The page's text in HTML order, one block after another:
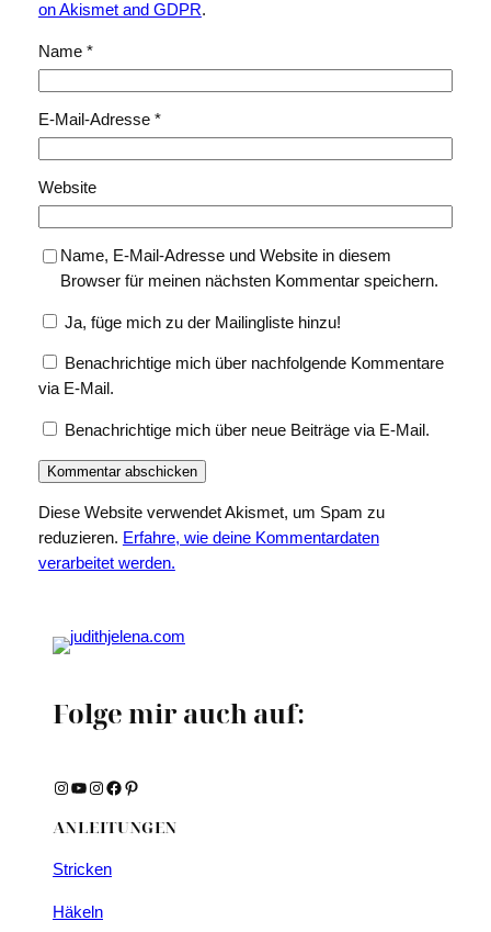
on Akismet and GDPR.
Name *
E-Mail-Adresse *
Website
Name, E-Mail-Adresse und Website in diesem
Browser für meinen nächsten Kommentar speichern.
Ja, füge mich zu der Mailingliste hinzu!
Benachrichtige mich über nachfolgende Kommentare
via E-Mail.
Benachrichtige mich über neue Beiträge via E-Mail.
Diese Website verwendet Akismet, um Spam zu
reduzieren. Erfahre, wie deine Kommentardaten
verarbeitet werden.
Folge mir auch auf:
Instagram YouTube Instagram Facebook Pinterest
ANLEITUNGEN
Stricken
Häkeln